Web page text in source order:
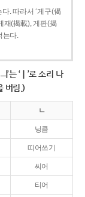
다. 따라서 ‘게구(偈
재(揭載), 게판(揭
는다.
’는 ‘ㅣ’로 소리 나
버림.)
ㄴ
닝큼
띠어쓰기
씨어
티어